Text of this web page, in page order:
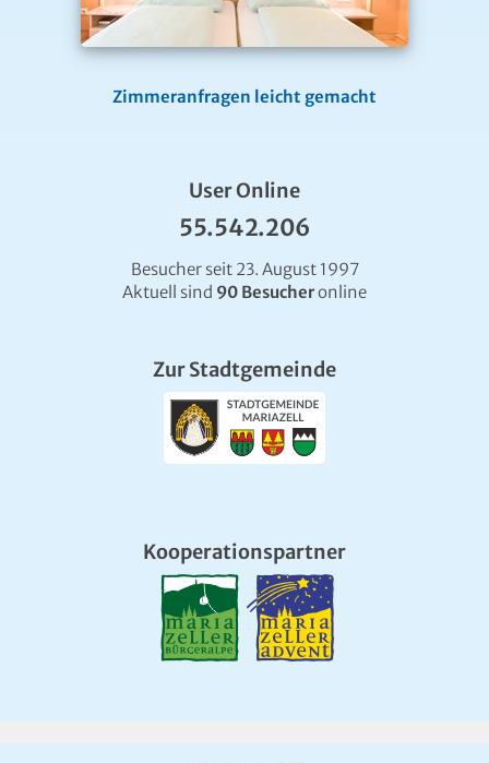
Zimmeranfragen leicht gemacht
User Online
55.542.206
Besucher seit 23. August 1997
Aktuell sind 90 Besucheronline
Zur Stadtgemeinde
Kooperationspartner